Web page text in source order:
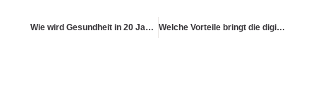
Wie wird Gesundheit in 20 Jahren organisiert sein? Welche Vorteile bringt die digitale Patientenakte langfristig?